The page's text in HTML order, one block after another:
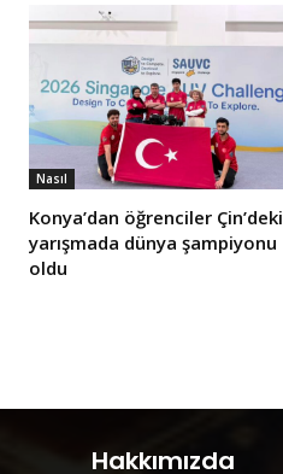
Nasıl
Konya’dan öğrenciler Çin’deki
yarışmada dünya şampiyonu
oldu
Hakkımızda